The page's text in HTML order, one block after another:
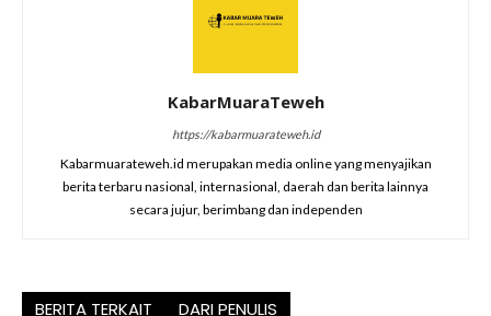
KabarMuaraTeweh
https://kabarmuarateweh.id
Kabarmuarateweh.id merupakan media online yang menyajikan
berita terbaru nasional, internasional, daerah dan berita lainnya
secara jujur, berimbang dan independen
BERITA TERKAIT DARI PENULIS